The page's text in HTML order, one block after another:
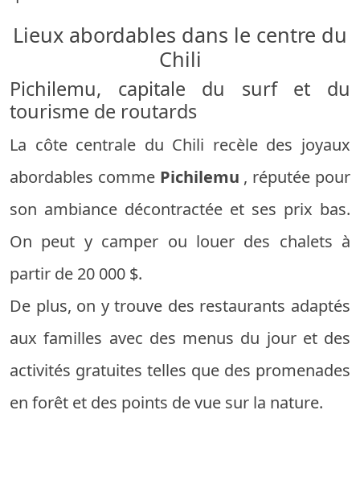
Lieux abordables dans le centre du
Chili
Pichilemu, capitale du surf et du
tourisme de routards
La côte centrale du Chili recèle des joyaux
abordables comme Pichilemu , réputée pour
son ambiance décontractée et ses prix bas.
On peut y camper ou louer des chalets à
partir de 20 000 $.
De plus, on y trouve des restaurants adaptés
aux familles avec des menus du jour et des
activités gratuites telles que des promenades
en forêt et des points de vue sur la nature.